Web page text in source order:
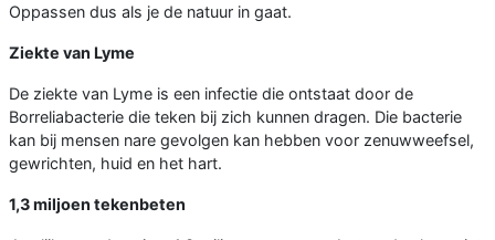
Oppassen dus als je de natuur in gaat.
Ziekte van Lyme
De ziekte van Lyme is een infectie die ontstaat door de
Borreliabacterie die teken bij zich kunnen dragen. Die bacterie
kan bij mensen nare gevolgen kan hebben voor zenuwweefsel,
gewrichten, huid en het hart.
1,3 miljoen tekenbeten